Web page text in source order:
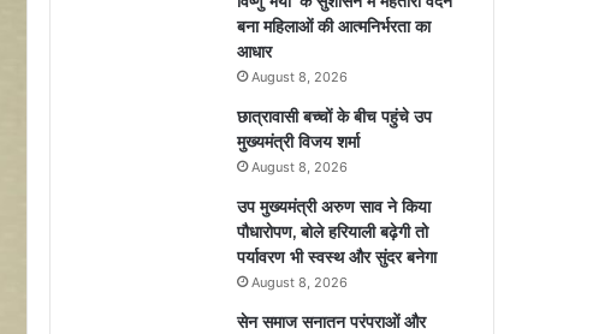
बना महिलाओं की आत्मनिर्भरता का
आधार
August 8, 2026
छात्रावासी बच्चों के बीच पहुंचे उप
मुख्यमंत्री विजय शर्मा
August 8, 2026
उप मुख्यमंत्री अरुण साव ने किया
पौधारोपण, बोले हरियाली बढ़ेगी तो
पर्यावरण भी स्वस्थ और सुंदर बनेगा
August 8, 2026
सेन समाज सनातन परंपराओं और